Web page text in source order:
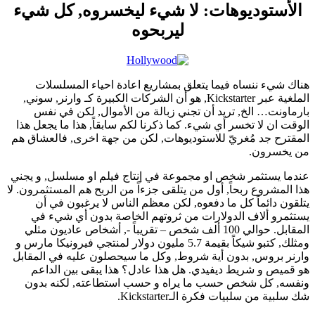
الأستوديوهات: لا شيء ليخسروه, كل شيء
ليربحوه
هناك شيء ننساه فيما يتعلق بمشاريع اعادة احياء المسلسلات
الملغية عبر Kickstarter, هو أن الشركات الكبيرة كـ وارنر, سوني,
بارماونت… الخ, تريد أن تجني زبالة من الأموال, لكن في نفس
الوقت ان لا تخسر أي شيء. كما ذكرنا لكم سابقاً, هذا ما يجعل هذا
المقترح جد مُغريّ للاستوديوهات, لكن من جهة اخرى, فالعشاق هم
من يخسرون.
عندما يستثمر شخص او مجموعة في إنتاج فيلم او مسلسل, و يجني
هذا المشروع ربحاً, أول من يتلقى جزءاً من الربح هم المستثمرون. لا
يتلقون دائماً كل ما دفعوه, لكن معظم الناس لا يرغبون في أن
يستثمرو ألاف الدولارات من ثروتهم الخاصة بدون أي شيء في
المقابل. حوالي 100 ألف شخص – تقريباً -, أشخاص عاديون مثلي
ومثلك, كتبو شيكاً بقيمة 5.7 مليون دولار لمنتجي فيرونيكا مارس و
وارنر بروس, بدون أية شروط, وكل ما سيحصلون عليه في المقابل
هو قميص و شريط ديفيدي. هل هذا عادل؟ هذا يبقى بين الداعم
ونفسه, كل شخص حسب ما يراه و حسب استطاعته, لكنه بدون
شك سلبية من سلبيات فكرة الـKickstarter.